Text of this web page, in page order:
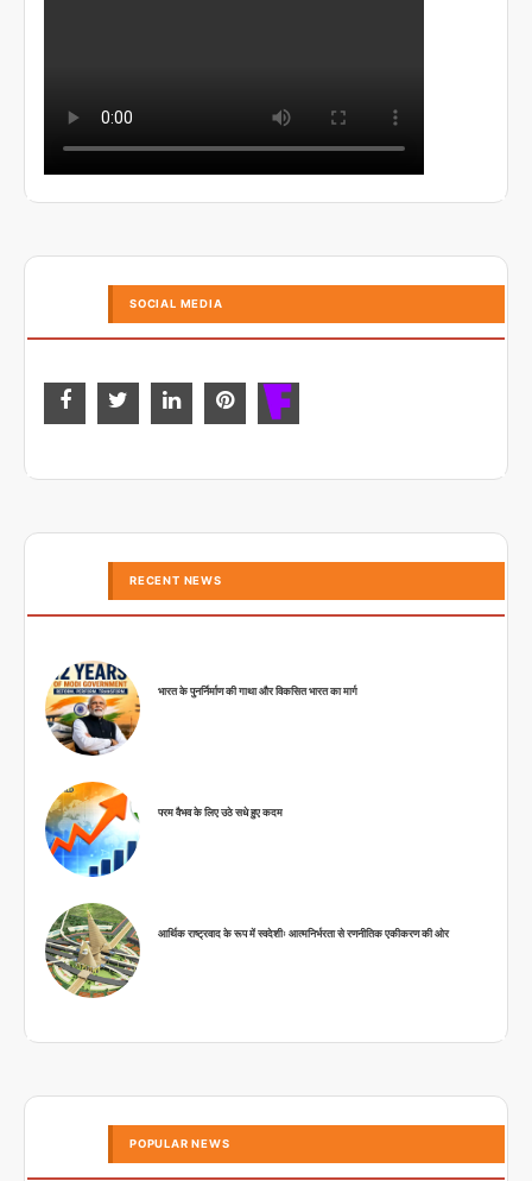
SOCIAL MEDIA
RECENT NEWS
भारत के पुनर्निर्माण की गाथा और विकसित भारत का मार्ग
परम वैभव के लिए उठे सधे हुए कदम
आर्थिक राष्ट्रवाद के रूप में स्वदेशीः आत्मनिर्भरता से रणनीतिक एकीकरण की ओर
POPULAR NEWS